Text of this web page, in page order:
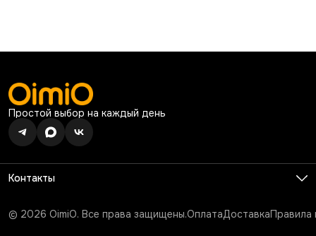
Простой выбор на каждый день
Контакты
Режим работы
Ежедневно с 10:00 до 19:00
© 2026 OimiO. Все права защищены.ОплатаДоставкаПравила